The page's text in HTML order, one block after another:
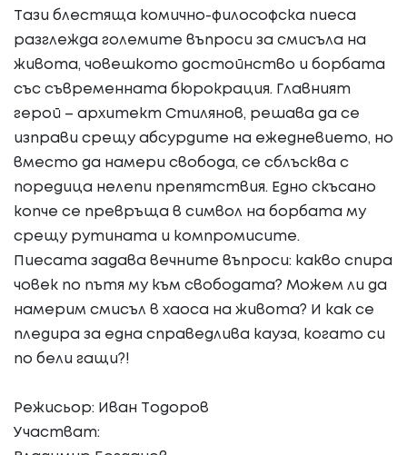
Тази блестяща комично-философска пиеса
разглежда големите въпроси за смисъла на
живота, човешкото достойнство и борбата
със съвременната бюрокрация. Главният
герой – архитект Стилянов, решава да се
изправи срещу абсурдите на ежедневието, но
вместо да намери свобода, се сблъсква с
поредица нелепи препятствия. Едно скъсано
копче се превръща в символ на борбата му
срещу рутината и компромисите.
Пиесата задава вечните въпроси: какво спира
човек по пътя му към свободата? Можем ли да
намерим смисъл в хаоса на живота? И как се
пледира за една справедлива кауза, когато си
по бели гащи?!
Режисьор: Иван Тодоров
Участват: